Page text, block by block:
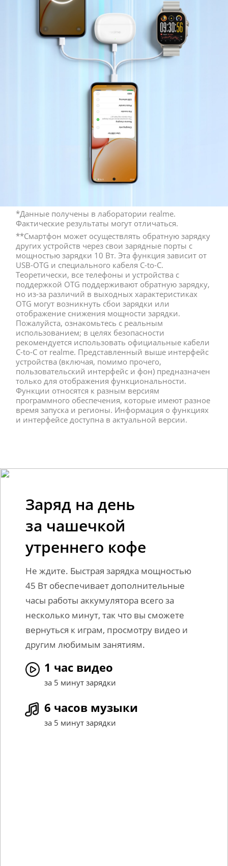
**Смартфон может осуществлять обратную зарядку
других устройств через свои зарядные порты с
мощностью зарядки 10 Вт. Эта функция зависит от
USB-OTG и специального кабеля C-to-C.
Теоретически, все телефоны и устройства с
поддержкой OTG поддерживают обратную зарядку,
но из-за различий в выходных характеристиках
OTG могут возникнуть сбои зарядки или
отображение снижения мощности зарядки.
Пожалуйста, ознакомьтесь с реальным
использованием; в целях безопасности
рекомендуется использовать официальные кабели
C-to-C от realme. Представленный выше интерфейс
устройства (включая, помимо прочего,
пользовательский интерфейс и фон) предназначен
только для отображения функциональности.
Функции относятся к разным версиям
программного обеспечения, которые имеют разное
время запуска и регионы. Информация о функциях
и интерфейсе доступна в актуальной версии.
*Данные получены в лаборатории realme.
Фактические результаты могут отличаться.
за 5 минут зарядки
6 часов музыки
за 5 минут зарядки
1 час видео
Не ждите. Быстрая зарядка мощностью
45 Вт обеспечивает дополнительные
часы работы аккумулятора всего за
несколько минут, так что вы сможете
вернуться к играм, просмотру видео и
другим любимым занятиям.
Заряд на день
за чашечкой
утреннего кофе